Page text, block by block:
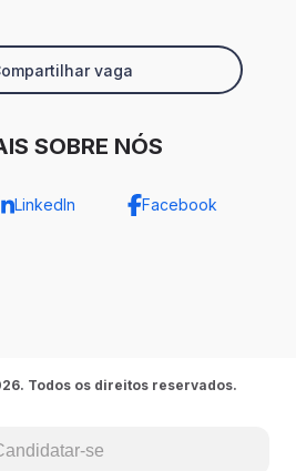
vaga
SOBRE NÓS
LinkedIn Facebook
se
Todos os direitos reservados.